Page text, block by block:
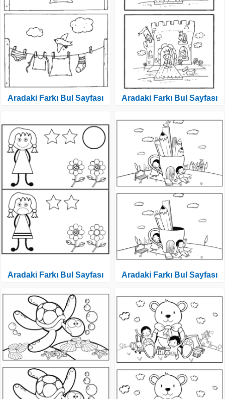
Aradaki Farkı Bul Sayfası
Aradaki Farkı Bul Sayfası
Aradaki Farkı Bul Sayfası
Aradaki Farkı Bul Sayfası